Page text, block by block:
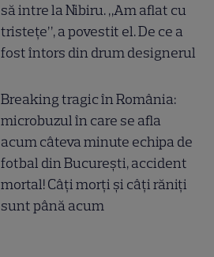
să intre la Nibiru. „Am aflat cu
tristețe”, a povestit el. De ce a
fost întors din drum designerul
Breaking tragic în România:
microbuzul în care se afla
acum câteva minute echipa de
fotbal din București, accident
mortal! Câți morți și câți răniți
sunt până acum